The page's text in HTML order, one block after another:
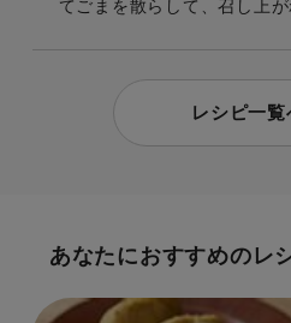
てごまを散らして、召し上が
レシピ一覧
あなたにおすすめのレ